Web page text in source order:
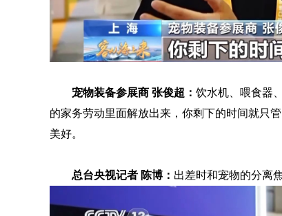
宠物装备参展商 张俊超： 饮水机、喂食器
的家务劳动里面解放出来，你剩下的时间就只
美好。
总台央视记者 陈博： 出差时和宠物的分离